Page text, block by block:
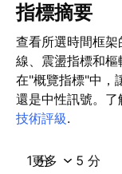
指標摘要
查看所選時間框
線、震盪指標和
在"概覽指標"中，
還是中性訊號。
技術評級.
1 分 5 分
更多